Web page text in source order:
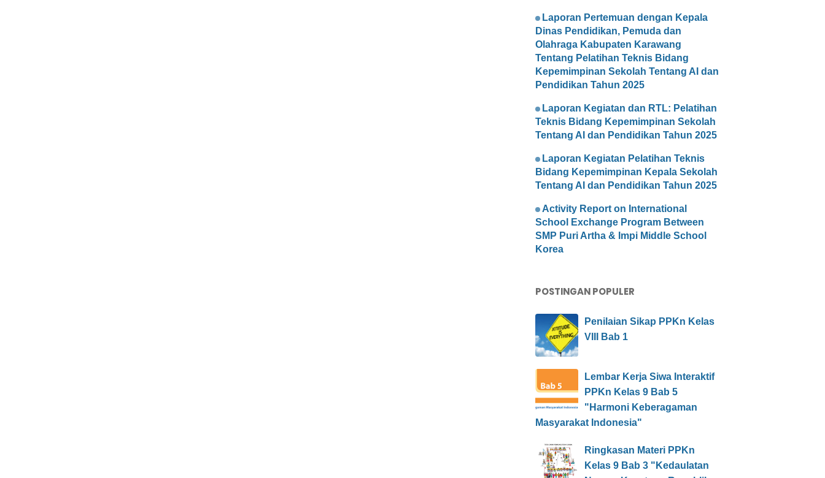
Laporan Pertemuan dengan Kepala
Dinas Pendidikan, Pemuda dan
Olahraga Kabupaten Karawang
Tentang Pelatihan Teknis Bidang
Kepemimpinan Sekolah Tentang AI dan
Pendidikan Tahun 2025
Laporan Kegiatan dan RTL: Pelatihan
Teknis Bidang Kepemimpinan Sekolah
Tentang AI dan Pendidikan Tahun 2025
Laporan Kegiatan Pelatihan Teknis
Bidang Kepemimpinan Kepala Sekolah
Tentang AI dan Pendidikan Tahun 2025
Activity Report on International
School Exchange Program Between
SMP Puri Artha & Impi Middle School
Korea
POSTINGAN POPULER
Penilaian Sikap PPKn Kelas
VIII Bab 1
Lembar Kerja Siwa Interaktif
PPKn Kelas 9 Bab 5
"Harmoni Keberagaman
Masyarakat Indonesia"
Ringkasan Materi PPKn
Kelas 9 Bab 3 "Kedaulatan